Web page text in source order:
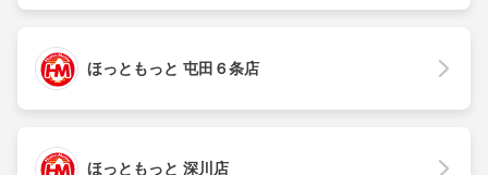
ほっともっと 屯田６条店
ほっともっと 深川店